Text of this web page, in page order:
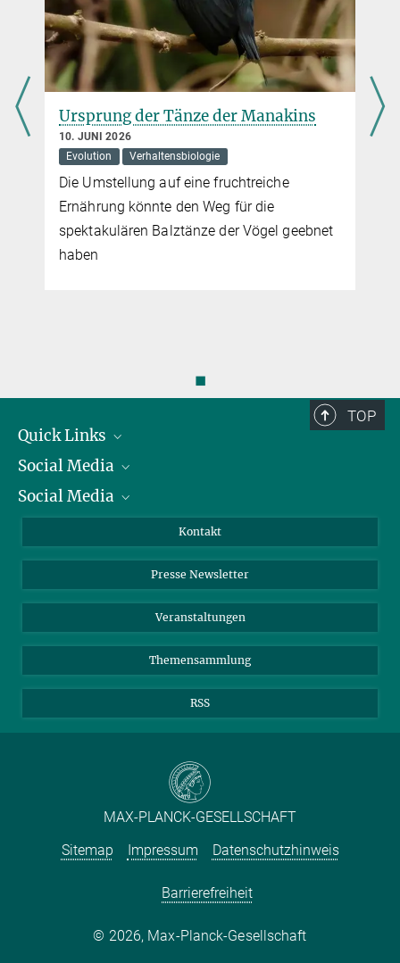
mehr
Stoffwechsel 2.0
7. MAI 2020
Algen binden, wie die meisten höheren Pflanzen, Kohlendioxid mit
dem Enzym Rubisco. Dieses ist der am häufigsten dafür
eingesetzte Biokatalysator, jedoch nicht der effizienteste. Das
Team um Tobias Erb experimentie­rt daher mit anderen Enzymen
und Stoffwechselwegen, um Kohlendioxid noch wirkungs­voller in
organische Moleküle umwandeln zu können
Ursprung der Tänze der Manakins
10. JUNI 2026
Evolution
Verhaltensbiologie
Die Umstellung auf eine fruchtreiche
Ernährung könnte den Weg für die
spektakulären Balztänze der Vögel geebnet
haben
◼
TOP
Quick Links
Präsident
Zahlen und Fakten
Meldestelle Fehlverhalten
Social Media
Bluesky
TikTok
Social Media
Instagram
YouTube
Kontakt
Presse Newsletter
Veranstaltungen
Themensammlung
RSS
MAX-PLANCK-GESELLSCHAFT
Sitemap
Impressum Datenschutzhinweis
Barrierefreiheit
2026, Max-Planck-Gesellschaft